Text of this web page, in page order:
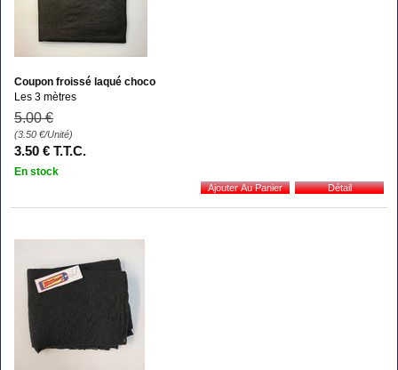
Coupon froissé laqué choco
Les 3 mètres
5.00 €
(3.50 €/Unité)
3.50 € T.T.C.
En stock